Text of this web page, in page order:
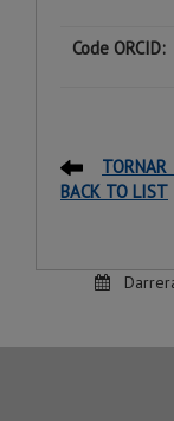
Code ORCID:
BACK TO LIST